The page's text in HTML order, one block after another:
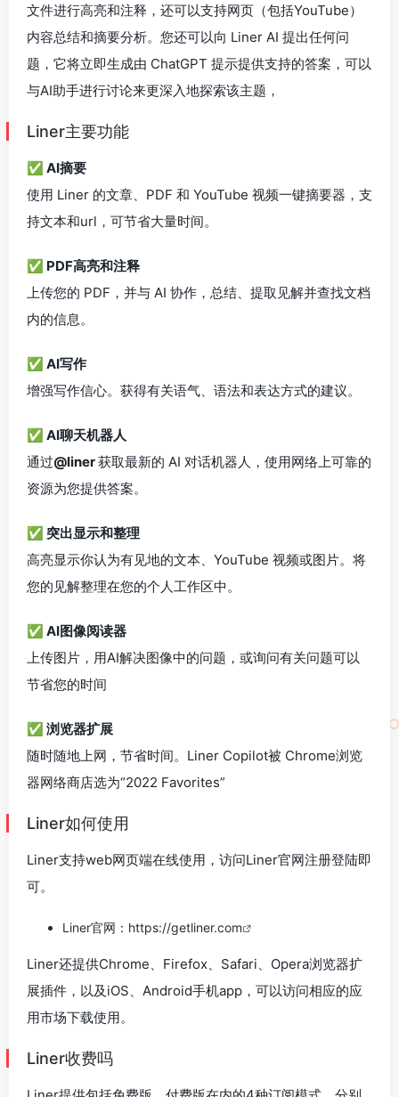
文件进行高亮和注释，还可以支持网页（包括YouTube）
内容总结和摘要分析。您还可以向 Liner AI 提出任何问
题，它将立即生成由 ChatGPT 提示提供支持的答案，可以
与AI助手进行讨论来更深入地探索该主题，
Liner主要功能
✅ AI摘要
使用 Liner 的文章、PDF 和 YouTube 视频一键摘要器，支
持文本和url，可节省大量时间。
✅ PDF高亮和注释
上传您的 PDF，并与 AI 协作，总结、提取见解并查找文档
内的信息。
✅ AI写作
增强写作信心。获得有关语气、语法和表达方式的建议。
✅ AI聊天机器人
通过@liner获取最新的 AI 对话机器人，使用网络上可靠的
资源为您提供答案。
✅ 突出显示和整理
高亮显示你认为有见地的文本、YouTube 视频或图片。将
您的见解整理在您的个人工作区中。
✅ AI图像阅读器
上传图片，用AI解决图像中的问题，或询问有关问题可以
节省您的时间
✅ 浏览器扩展
随时随地上网，节省时间。Liner Copilot被 Chrome浏览
器网络商店选为“2022 Favorites”
Liner如何使用
Liner支持web网页端在线使用，访问Liner官网注册登陆即
可。
Liner官网： https://getliner.com
Liner还提供Chrome、Firefox、Safari、Opera浏览器扩
展插件，以及iOS、Android手机app，可以访问相应的应
用市场下载使用。
Liner收费吗